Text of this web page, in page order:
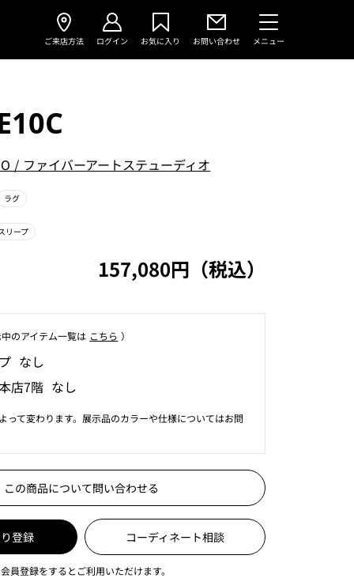
ご来店方法 ログイン お気に入り お問い合わせ メニュー
/ ファイバーアートステューディオ
ラグ
リープ
157,080円（税込）
のアイテム⼀覧は こちら ）
なし
店7階 なし
って変わります。展示品のカラーや仕様についてはお問
この商品について問い合わせる
登録 コーディネート相談
員登録をするとご利用いただけます。